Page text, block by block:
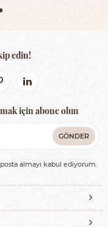
edin!
için abone olun
GÖNDER
almayı kabul ediyorum.